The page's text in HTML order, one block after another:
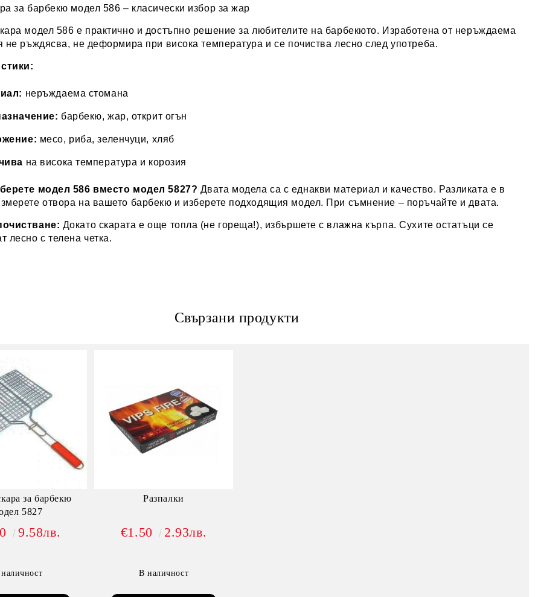
за барбекю модел 586 – класически избор за жар
модел 586 е практично и достъпно решение за любителите на барбекюто. Изработена от неръждаема
не ръждясва, не деформира при висока температура и се почиства лесно след употреба.
неръждаема стомана
барбекю, жар, открит огън
месо, риба, зеленчуци, хляб
на висока температура и корозия
модел 586 вместо модел 5827? Двата модела са с еднакви материал и качество. Разликата е в
отвора на вашето барбекю и изберете подходящия модел. При съмнение – поръчайте и двата.
Докато скарата е още топла (не гореща!), избършете с влажна кърпа. Сухите остатъци се
лесно с телена четка.
Свързани продукти
за барбекю
5827
9.58лв.
Разпалки
€1.50 2.93лв.
В наличност